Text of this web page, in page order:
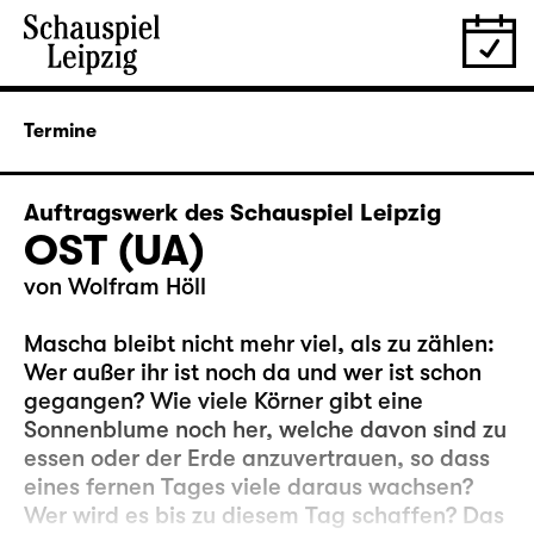
Termine
Auftragswerk des Schauspiel Leipzig
OST (UA)
von Wolfram Höll
Mascha bleibt nicht mehr viel, als zu zählen:
Wer außer ihr ist noch da und wer ist schon
gegangen? Wie viele Körner gibt eine
Sonnenblume noch her, welche davon sind zu
essen oder der Erde anzuvertrauen, so dass
eines fernen Tages viele daraus wachsen?
Wer wird es bis zu diesem Tag schaffen? Das